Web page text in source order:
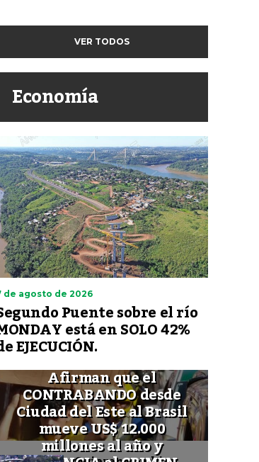
VER TODOS
Economía
de agosto de 2026
Puente sobre el río
está en SOLO 42%
EJECUCIÓN.
Afirman que el
CONTRABANDO desde
Ciudad del Este al Brasil
mueve US$ 12.000
millones al año y